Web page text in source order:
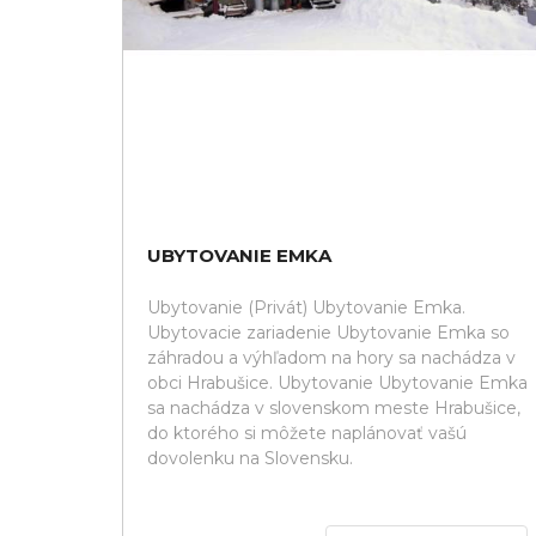
UBYTOVANIE EMKA
Ubytovanie (Privát) Ubytovanie Emka.
Ubytovacie zariadenie Ubytovanie Emka so
záhradou a výhľadom na hory sa nachádza v
obci Hrabušice. Ubytovanie Ubytovanie Emka
sa nachádza v slovenskom meste Hrabušice,
do ktorého si môžete naplánovať vašú
dovolenku na Slovensku.